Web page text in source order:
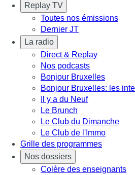
Replay TV
Toutes nos émissions
Dernier JT
La radio
Direct & Replay
Nos podcasts
Bonjour Bruxelles
Bonjour Bruxelles: les
Il y a du Neuf
Le Brunch
Le Club du Dimanche
Le Club de l'Immo
Grille des programmes
Nos dossiers
Colère des enseignants